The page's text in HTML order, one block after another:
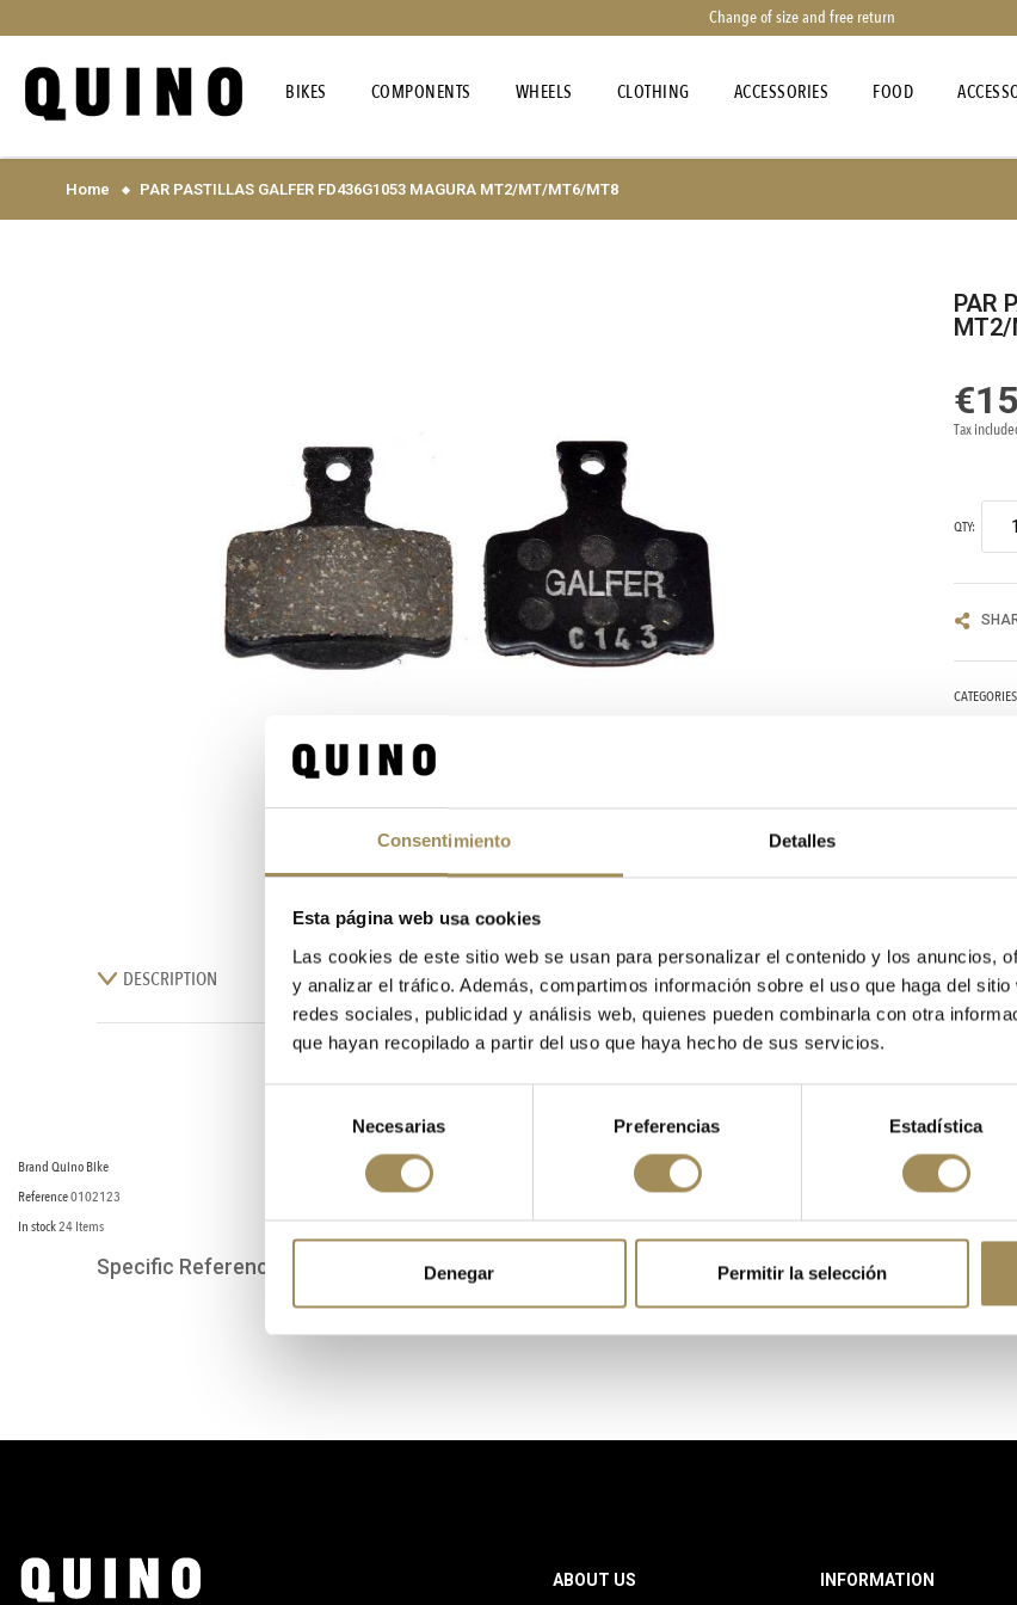
Consentimiento Detalles
Esta página web usa cookies
Las cookies de este sitio web se usan para personalizar el contenido y los anuncios,
y analizar el tráfico. Además, compartimos información sobre el uso que haga del
redes sociales, publicidad y análisis web, quienes pueden combinarla con otra
que hayan recopilado a partir del uso que haya hecho de sus servicios.
consentimiento
Necesarias Preferencias Estadística
Denegar Permitir la selección
Change of size and free return
BIKES COMPONENTS WHEELS CLOTHING ACCESSORIES FOOD
Home PAR PASTILLAS GALFER FD436G1053 MAGURA MT2/MT/MT6/MT8
PAR
Tax
QTY:
DESCRIPTION
BrandQuino Bike
Reference0102123
In stock24 Items
Specific References
ABOUT US INFORMATION